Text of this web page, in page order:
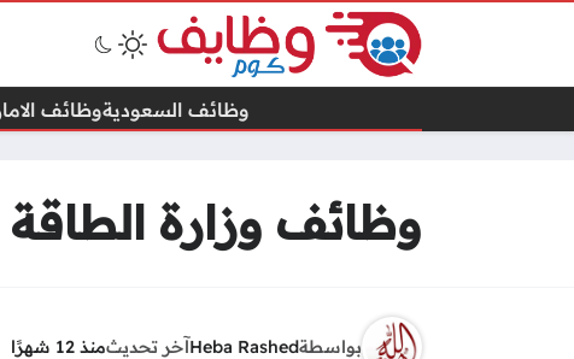
وظائف السعوديةوظائف
وظائف وزارة
بواسطةHeba Rashedآخر تحديثمنذ 12 شهرًا